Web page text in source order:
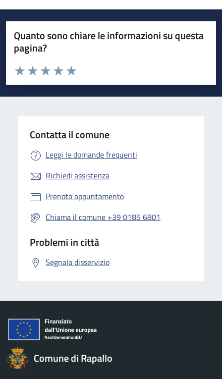
Quanto sono chiare le informazioni su questa
pagina?
Valuta da 1 a 5 stelle la pagina
Valuta 5 stelle su 5
Valuta 4 stelle su 5
Valuta 3 stelle su 5
Valuta 2 stelle su 5
Valuta 1 stelle su 5
Contatta il comune
Leggi le domande frequenti
Richiedi assistenza
Prenota appuntamento
Chiama il comune +39 0185 6801
Problemi in città
Segnala disservizio
Comune di Rapallo